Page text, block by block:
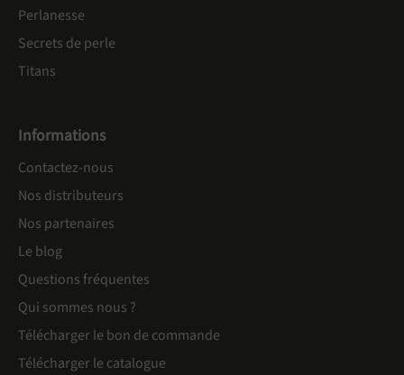
Perlanesse
Secrets de perle
Titans
Informations
Contactez-nous
Nos distributeurs
Nos partenaires
Le blog
Questions fréquentes
Qui sommes nous ?
Télécharger le bon de commande
Télécharger le catalogue